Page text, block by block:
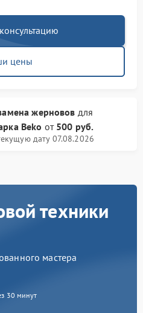
цены
жерновов для
Beko от 500 руб.
дату 07.08.2026
техники
мастера
30 минут